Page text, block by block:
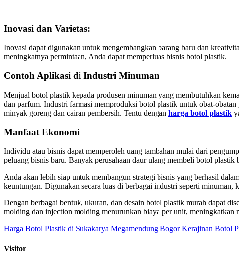
Inovasi dan Varietas:
Inovasi dapat digunakan untuk mengembangkan barang baru dan
meningkatnya permintaan, Anda dapat memperluas bisnis botol plastik.
Contoh Aplikasi di Industri Minuman
Menjual botol plastik kepada produsen minuman yang membutuhkan
dan parfum. Industri farmasi memproduksi botol plastik untuk obat-
minyak goreng dan cairan pembersih. Tentu dengan harga botol plastik
Manfaat Ekonomi
Individu atau bisnis dapat memperoleh uang tambahan mulai dari
peluang bisnis baru. Banyak perusahaan daur ulang membeli botol plastik
Anda akan lebih siap untuk membangun strategi bisnis yang berhasil
keuntungan. Digunakan secara luas di berbagai industri seperti minuman,
Dengan berbagai bentuk, ukuran, dan desain botol plastik murah dapat
molding dan injection molding menurunkan biaya per unit, meningkatkan
Harga Botol Plastik di Sukakarya Megamendung BogorKerajinan Botol
Visitor